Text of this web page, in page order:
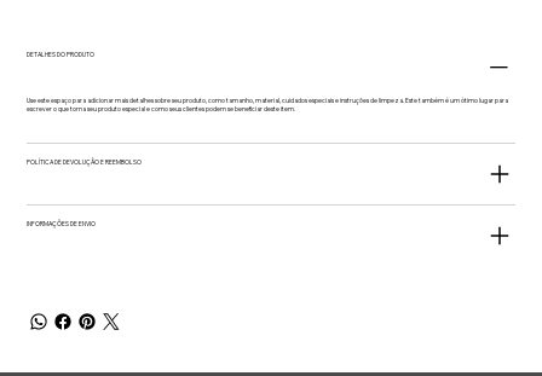
DETALHES DO PRODUTO
Use este espaço para adicionar mais detalhes sobre seu produto, como tamanho, material, cuidados especiais e instruções de limpeza. Este também é um ótimo lugar para
escrever o que torna seu produto especial e como seus clientes podem se beneficiar deste item.
POLÍTICA DE DEVOLUÇÃO E REEMBOLSO
INFORMAÇÕES DE ENVIO